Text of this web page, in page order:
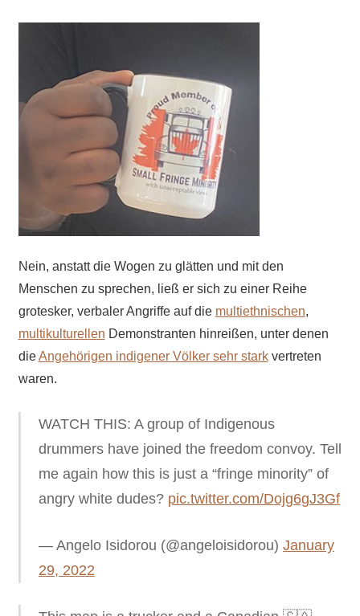
Nein, anstatt die Wogen zu glätten und mit den
Menschen zu sprechen, ließ er sich zu einer Reihe
grotesker, verbaler Angriffe auf die multiethnischen,
multikulturellen Demonstranten hinreißen, unter denen
dieAngehörigen indigener Völker sehr starkvertreten
waren.
WATCH THIS: A group of Indigenous
drummers have joined the freedom convoy. Tell
me again how this is just a “fringe minority” of
angry white dudes? pic.twitter.com/Dojg6gJ3Gf
— Angelo Isidorou (@angeloisidorou) January
29, 2022